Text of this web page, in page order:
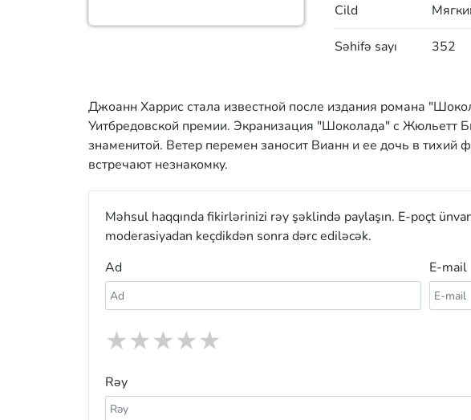
Cild
Səhifə sayı 352
Джоанн Харрис стала известной после издания романа
Уитбредовской премии. Экранизация "Шоколада" с Жюльетт
знаменитой. Ветер перемен заносит Вианн и ее дочь в тихий
встречают незнакомку.
Məhsul haqqında fikirlərinizi rəy şəklində paylaşın. E-poçt
moderasiyadan keçdikdən sonra dərc ediləcək.
Ad
E-mail
★
★
★
★
★
Rəy